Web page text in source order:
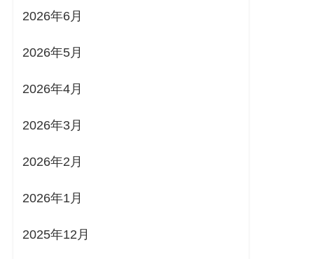
2026年6月
2026年5月
2026年4月
2026年3月
2026年2月
2026年1月
2025年12月